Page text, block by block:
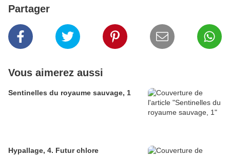
Partager
Vous aimerez aussi
Sentinelles du royaume sauvage, 1
Hypallage, 4. Futur chlore